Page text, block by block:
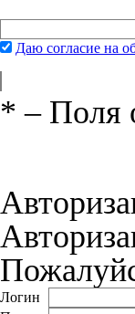
Даю согласие на
* – Поля
Логин